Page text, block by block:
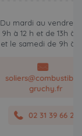
Du mardi au vendredi
9h à 12 h et de 13h à
et le samedi de 9h à
gruchy.fr
02 31 39 66 21